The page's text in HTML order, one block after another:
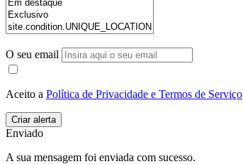
O seu email
Aceito a Política de Privacidade e Termos de Serviço
Enviado
A sua mensagem foi enviada com sucesso.